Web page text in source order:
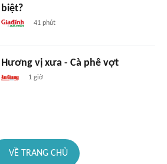
biệt?
41 phút
Hương vị xưa - Cà phê vợt
1 giờ
VỀ TRANG CHỦ